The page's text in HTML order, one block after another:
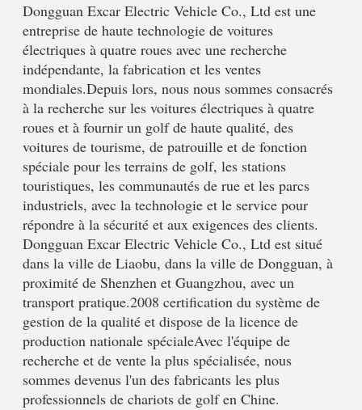
Dongguan Excar Electric Vehicle Co., Ltd est une
entreprise de haute technologie de voitures
électriques à quatre roues avec une recherche
indépendante, la fabrication et les ventes
mondiales.Depuis lors, nous nous sommes consacrés
à la recherche sur les voitures électriques à quatre
roues et à fournir un golf de haute qualité, des
voitures de tourisme, de patrouille et de fonction
spéciale pour les terrains de golf, les stations
touristiques, les communautés de rue et les parcs
industriels, avec la technologie et le service pour
répondre à la sécurité et aux exigences des clients.
Dongguan Excar Electric Vehicle Co., Ltd est situé
dans la ville de Liaobu, dans la ville de Dongguan, à
proximité de Shenzhen et Guangzhou, avec un
transport pratique.2008 certification du système de
gestion de la qualité et dispose de la licence de
production nationale spécialeAvec l'équipe de
recherche et de vente la plus spécialisée, nous
sommes devenus l'un des fabricants les plus
professionnels de chariots de golf en Chine.